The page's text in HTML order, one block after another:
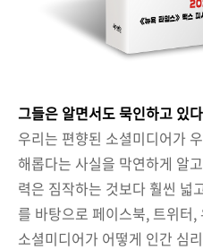
그들은 알면서도 묵인하고 있다
우리는 편향된 소셜미디어가
해롭다는 사실을 막연하게 알
력은 짐작하는 것보다 훨씬 넓
를 바탕으로 페이스북, 트위터
소셜미디어가 어떻게 인간 심